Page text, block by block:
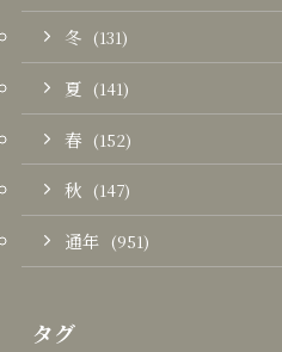
冬 (131)
夏 (141)
春 (152)
秋 (147)
通年 (951)
タグ